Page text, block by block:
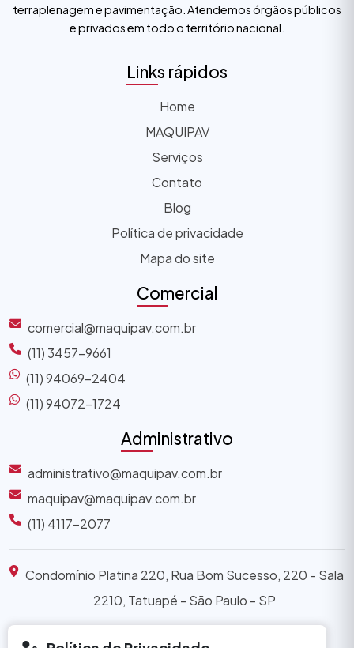
terraplenagem e pavimentação. Atendemos órgãos públicos
e privados em todo o território nacional.
Links rápidos
Home
MAQUIPAV
Serviços
Contato
Blog
Política de privacidade
Mapa do site
Comercial
comercial@maquipav.com.br
(11) 3457-9661
(11) 94069-2404
(11) 94072-1724
Administrativo
administrativo@maquipav.com.br
maquipav@maquipav.com.br
(11) 4117-2077
Condomínio Platina 220, Rua Bom Sucesso, 220 - Sala
2210, Tatuapé - São Paulo - SP